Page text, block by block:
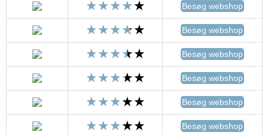
Besøg webshop
Besøg webshop
Besøg webshop
Besøg webshop
Besøg webshop
Besøg webshop